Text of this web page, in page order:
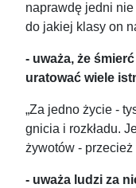
naprawdę jedni
do jakiej klasy on
- uważa, że
uratować wiele
„Za jedno życie -
gnicia i rozkładu.
żywotów - przecież
- uważa ludzi za